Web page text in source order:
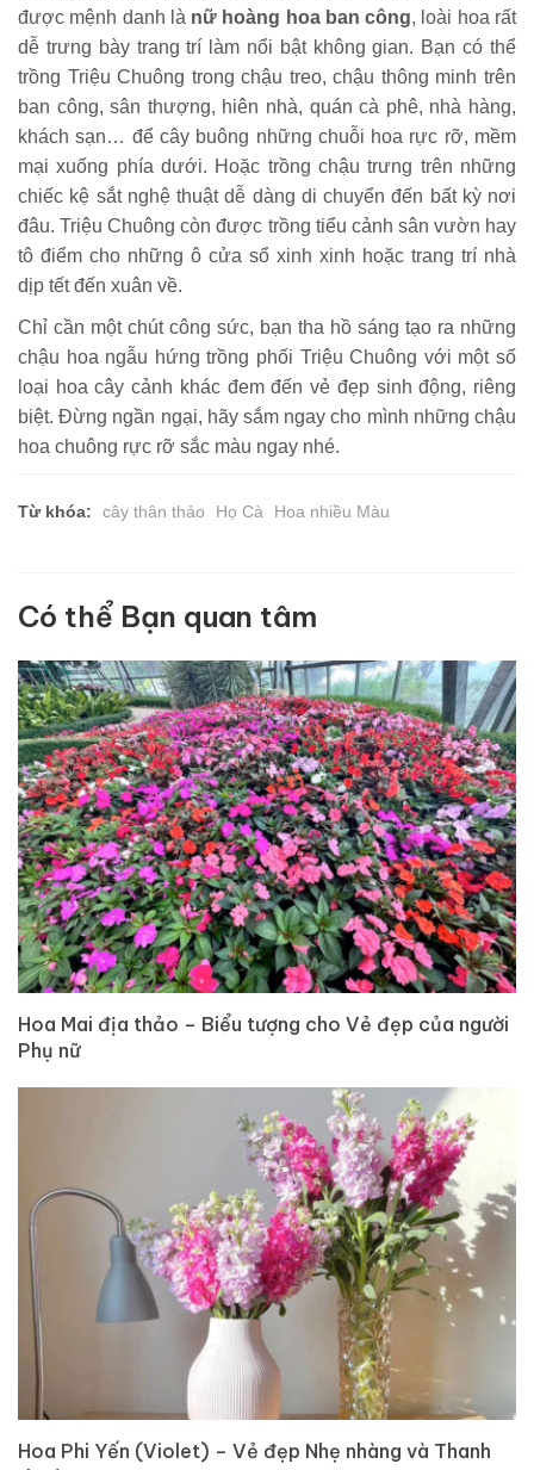
được mệnh danh là nữ hoàng hoa ban công, loài hoa rất
dễ trưng bày trang trí làm nổi bật không gian. Bạn có thể
trồng Triệu Chuông trong chậu treo, chậu thông minh trên
ban công, sân thượng, hiên nhà, quán cà phê, nhà hàng,
khách sạn… để cây buông những chuỗi hoa rực rỡ, mềm
mại xuống phía dưới. Hoặc trồng chậu trưng trên những
chiếc kệ sắt nghệ thuật dễ dàng di chuyển đến bất kỳ nơi
đâu. Triệu Chuông còn được trồng tiểu cảnh sân vườn hay
tô điểm cho những ô cửa sổ xinh xinh hoặc trang trí nhà
dịp tết đến xuân về.
Chỉ cần một chút công sức, bạn tha hồ sáng tạo ra những
chậu hoa ngẫu hứng trồng phối Triệu Chuông với một số
loại hoa cây cảnh khác đem đến vẻ đẹp sinh động, riêng
biệt. Đừng ngần ngại, hãy sắm ngay cho mình những chậu
hoa chuông rực rỡ sắc màu ngay nhé.
Từ khóa: cây thân thảo Họ Cà Hoa nhiều Màu
Có thể Bạn quan tâm
Hoa Mai địa thảo – Biểu tượng cho Vẻ đẹp của người
Phụ nữ
Hoa Phi Yến (Violet) – Vẻ đẹp Nhẹ nhàng và Thanh